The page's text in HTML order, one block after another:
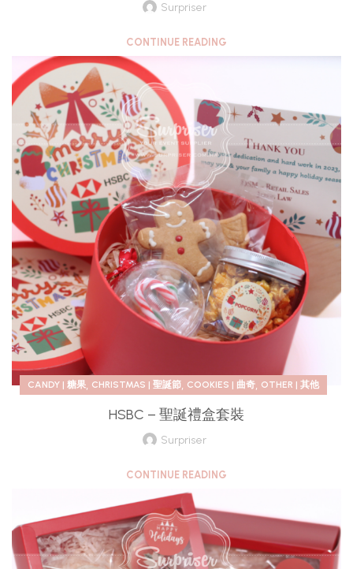
Surpriser
CONTINUE READING
CANDY | 糖果, CHRISTMAS | 聖誕節, COOKIES | 曲奇, OTHER | 其他
HSBC – 聖誕禮盒套裝
Surpriser
CONTINUE READING